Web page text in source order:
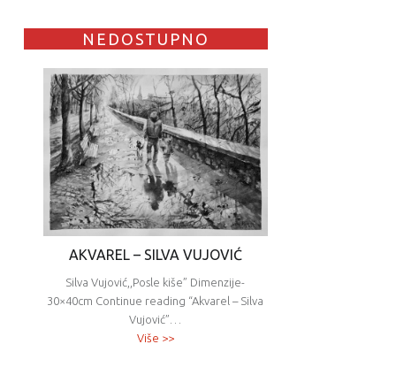
NEDOSTUPNO
AKVAREL – SILVA VUJOVIĆ
Silva Vujović,,Posle kiše” Dimenzije-
30×40cm Continue reading “Akvarel – Silva
Vujović”…
Više >>